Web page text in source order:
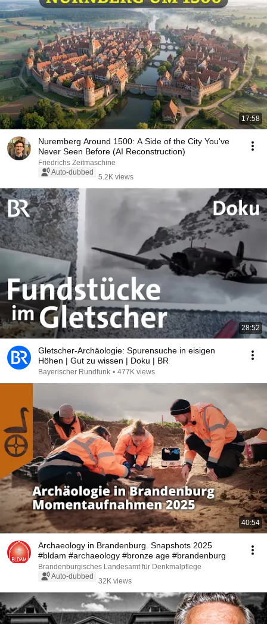
17:58
Nuremberg Around 1500: A Side of the City You've
Never Seen Before (AI Reconstruction)
Friedrichs Zeitmaschine
Auto-dubbed
5.2K views
28:52
Gletscher-Archäologie: Spurensuche in eisigen
Höhen | Gut zu wissen | Doku | BR
Bayerischer Rundfunk • 477K views
40:54
Archaeology in Brandenburg. Snapshots 2025
#bldam #archaeology #bronze age #brandenburg
Brandenburgisches Landesamt für Denkmalpflege
Auto-dubbed
32K views